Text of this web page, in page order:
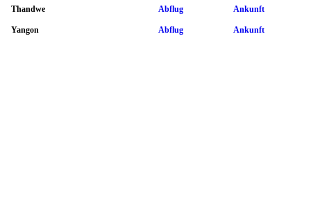
Thandwe Abflug Ankunft
Yangon Abflug Ankunft